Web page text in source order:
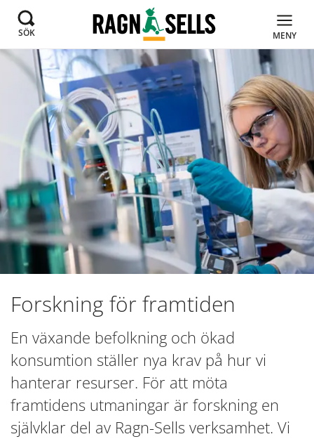
SÖK MENY
Forskning för framtiden
En växande befolkning och ökad
konsumtion ställer nya krav på hur vi
hanterar resurser. För att möta
framtidens utmaningar är forskning en
självklar del av Ragn-Sells verksamhet. Vi